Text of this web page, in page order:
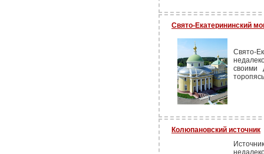
Свято-Екатерининский
Свято-
своими
Колюпановский источник